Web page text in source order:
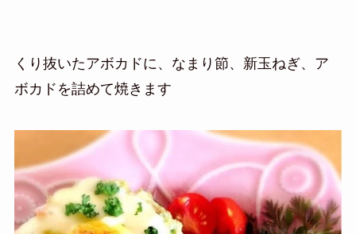
くり抜いたアボカドに、なまり節、新玉ねぎ、ア
ボカドを詰めて焼きます